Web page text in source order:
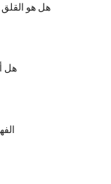
هل هو
هل